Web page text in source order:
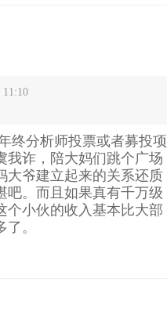
11:10
终分析师投票或者募投项
我诈，陪大妈们跳个广场
大爷建立起来的关系还质
吧。而且如果真有千万级
个小伙的收入基本比大部
。